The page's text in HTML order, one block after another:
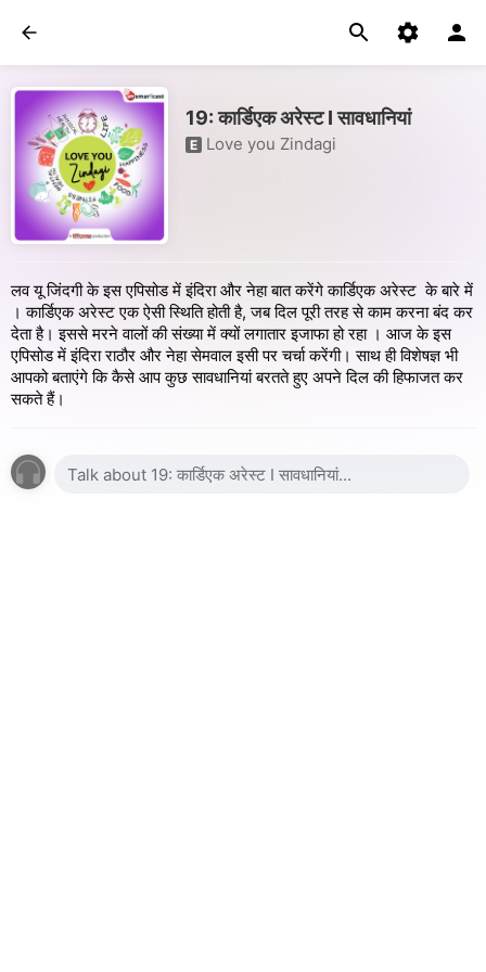
19: कार्डिएक अरेस्ट I सावधानियां
E Love you Zindagi
लव यू जिंदगी के इस एपिसोड में इंदिरा और नेहा बात करेंगे कार्डिएक अरेस्ट के बारे में
। कार्डिएक अरेस्ट एक ऐसी स्थिति होती है, जब दिल पूरी तरह से काम करना बंद कर
देता है। इससे मरने वालों की संख्या में क्यों लगातार इजाफा हो रहा । आज के इस
एपिसोड में इंदिरा राठौर और नेहा सेमवाल इसी पर चर्चा करेंगी। साथ ही विशेषज्ञ भी
आपको बताएंगे कि कैसे आप कुछ सावधानियां बरतते हुए अपने दिल की हिफाजत कर
सकते हैं।